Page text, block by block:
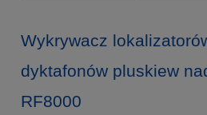
Wykrywacz
dyktafonów pluskiew
RF8000